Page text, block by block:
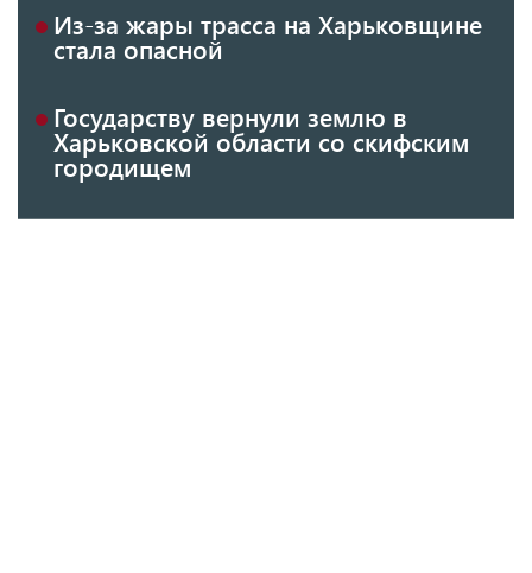
Из-за жары трасса на Харьковщине
стала опасной
Государству вернули землю в
Харьковской области со скифским
городищем